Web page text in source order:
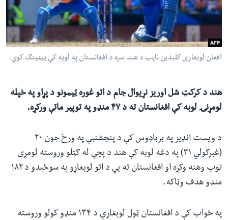
شئ
لټون
ځای
له مونږ سره په تماس کې پاتې شئ
افغان لوبغاړی ګلبدین نایب د هند سره د افغانستان په لوبه کې بیټینګ کوي.
هند د کرکټ شل اوریز نړیوال جام د اتو غوره ټیمونو د پړاو په خپله
لومړنۍ لوبه کې افغانستان ته د ۴۷ منډو په توپیر ماتې ورکړه.
د ویست انډیز په برباډوس کې د پنجشنبې په ورځ جون ۲۰
(غبرګولي ۳۱) په دغه لوبه کې هند د پچې له ګټلو وروسته لومړی
توپ وهنه وکړه او افغانستان ته یې د اتو لوبغاړو په سوځېدو د ۱۸۲
منډو هدف وټاکه.
په ځواب کې د افغانستان ټول لوبغاړي د ۱۳۴ منډو کولو وروسته